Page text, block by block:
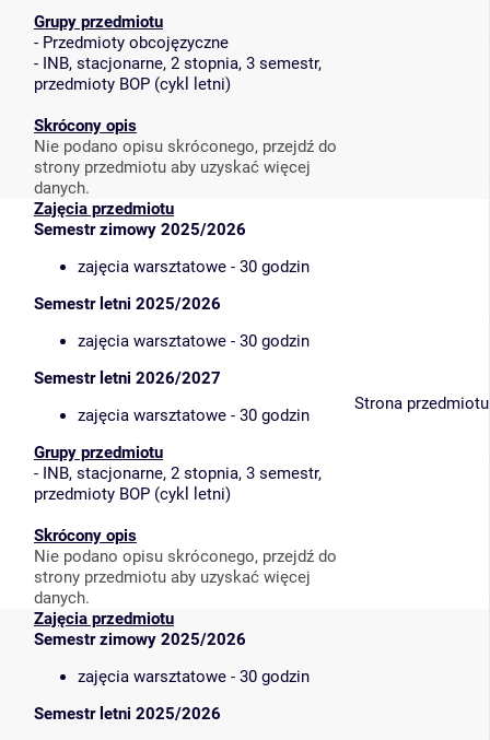
Grupy przedmiotu
- Przedmioty obcojęzyczne
- INB, stacjonarne, 2 stopnia, 3 semestr,
przedmioty BOP (cykl letni)
Skrócony opis
Nie podano opisu skróconego, przejdź do
strony przedmiotu aby uzyskać więcej
danych.
Zajęcia przedmiotu
Semestr zimowy 2025/2026
zajęcia warsztatowe - 30 godzin
Semestr letni 2025/2026
zajęcia warsztatowe - 30 godzin
Semestr letni 2026/2027
zajęcia warsztatowe - 30 godzin
Grupy przedmiotu
- INB, stacjonarne, 2 stopnia, 3 semestr,
przedmioty BOP (cykl letni)
Skrócony opis
Nie podano opisu skróconego, przejdź do
strony przedmiotu aby uzyskać więcej
danych.
Strona przedmiotu
Zajęcia przedmiotu
Semestr zimowy 2025/2026
zajęcia warsztatowe - 30 godzin
Semestr letni 2025/2026